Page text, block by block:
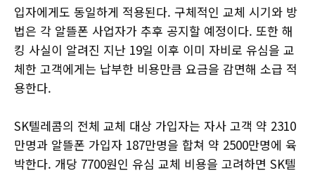
입자에게도 동일하게 적용된다. 구체적인 교체 시기와 방
법은 각 알뜰폰 사업자가 추후 공지할 예정이다. 또한 해
킹 사실이 알려진 지난 19일 이후 이미 자비로 유심을 교
체한 고객에게는 납부한 비용만큼 요금을 감면해 소급 적
용한다.
SK텔레콤의 전체 교체 대상 가입자는 자사 고객 약 2310
만명과 알뜰폰 가입자 187만명을 합쳐 약 2500만명에 육
박한다. 개당 7700원인 유심 교체 비용을 고려하면 SK텔